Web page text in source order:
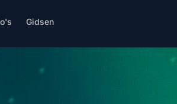
Gidsen